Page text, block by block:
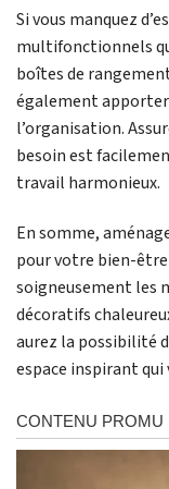
Si vous manquez
multifonctionnels
boîtes de
également
l’organisation.
besoin est
travail harmonieux.
En somme,
pour votre bien-
soigneusement les
décoratifs
aurez la possibilité
espace inspirant qui